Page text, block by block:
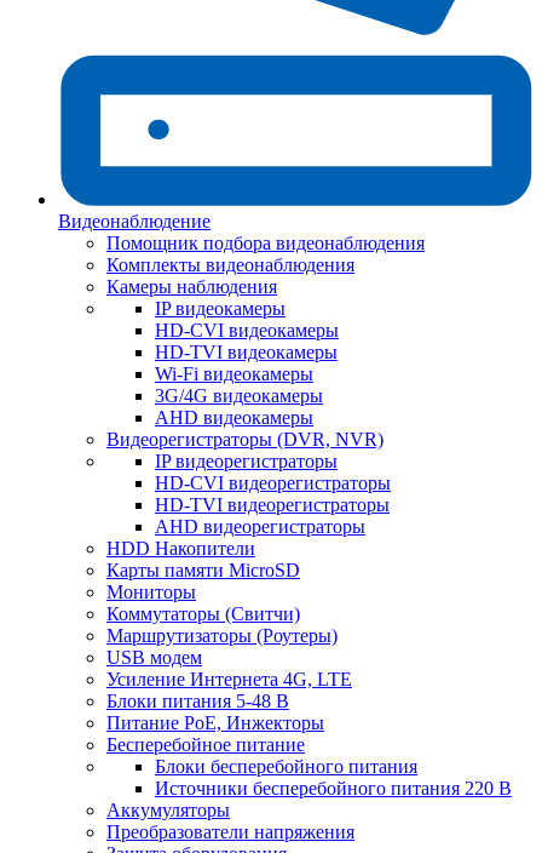
Видеонаблюдение
Помощник подбора видеонаблюдения
Комплекты видеонаблюдения
Камеры наблюдения
IP видеокамеры
HD-CVI видеокамеры
HD-TVI видеокамеры
Wi-Fi видеокамеры
3G/4G видеокамеры
AHD видеокамеры
Видеорегистраторы (DVR, NVR)
IP видеорегистраторы
HD-CVI видеорегистраторы
HD-TVI видеорегистраторы
AHD видеорегистраторы
HDD Накопители
Карты памяти MicroSD
Мониторы
Коммутаторы (Свитчи)
Маршрутизаторы (Роутеры)
USB модем
Усиление Интернета 4G, LTE
Блоки питания 5-48 В
Питание PoE, Инжекторы
Бесперебойное питание
Блоки бесперебойного питания
Источники бесперебойного питания 220 В
Аккумуляторы
Преобразователи напряжения